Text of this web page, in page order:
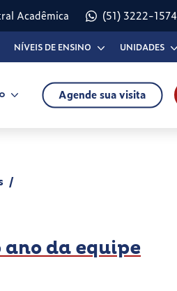
Acadêmica (51) 3222-1574
NÍVEIS DE ENSINO UNIDADES
Agende sua visita
da equipe